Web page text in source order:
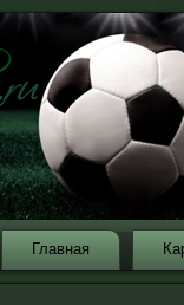
Главная